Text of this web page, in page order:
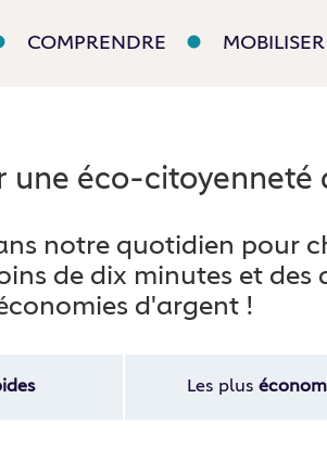
COMPRENDRE MOBILISER
une éco⁠-⁠citoyenneté
notre quotidien pour
de dix minutes et
d'argent !
Les plus